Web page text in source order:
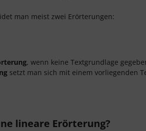
man meist zwei Erörterungen:
, wenn keine Textgrundlage
setzt man sich mit einem vorliegenden
lineare Erörterung?